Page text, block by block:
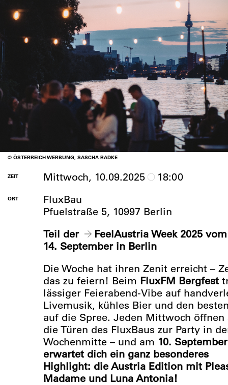
© ÖSTERREICH WERBUNG, SASCHA RADKE
ZEIT Mittwoch, 10.09.2025 18:00
ORT
FluxBau
Pfuelstraße 5, 10997 Berlin
Teil der
FeelAustria Week 2025
14. September in Berlin
Die Woche hat ihren Zenit erreicht –
das zu feiern! Beim FluxFM Bergfest
lässiger Feierabend-Vibe auf
Livemusik, kühles Bier und den
auf die Spree. Jeden Mittwoch öffnen
die Türen des FluxBaus zur Party in
Wochenmitte – und am 10. September
erwartet dich ein ganz besonderes
Highlight: die Austria Edition mit
Madame und Luna Antonia!